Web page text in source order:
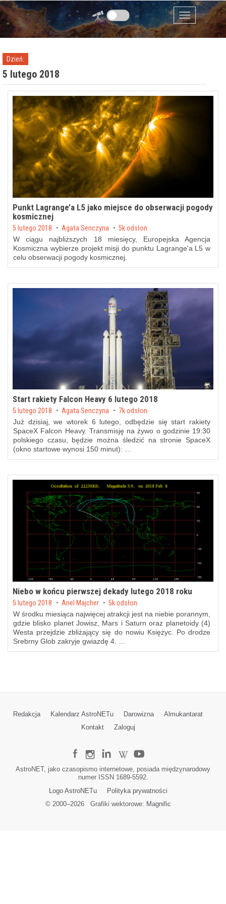
Przejdź do zawartości
Menu
Dzień:
5 lutego 2018
Punkt Lagrange’a L5 jako miejsce do obserwacji pogody
kosmicznej
Posted on
5 lutego 2018 by Agata Senczyna 5k odsłon
W ciągu najbliższych 18 miesięcy, Europejska Agencja
Kosmiczna wybierze projekt misji do punktu Lagrange'a L5 w
celu obserwacji pogody kosmicznej.
Start rakiety Falcon Heavy 6 lutego 2018
Posted on
5 lutego 2018 by Agata Senczyna 7k odsłon
Już dzisiaj, we wtorek 6 lutego, odbędzie się start rakiety
SpaceX Falcon Heavy. Transmisję na żywo o godzinie 19:30
polskiego czasu, będzie można śledzić na stronie SpaceX
(okno startowe wynosi 150 minut): …
Niebo w końcu pierwszej dekady lutego 2018 roku
Posted on
5 lutego 2018 by Ariel Majcher 5k odsłon
W środku miesiąca najwięcej atrakcji jest na niebie porannym,
gdzie blisko planet Jowisz, Mars i Saturn oraz planetoidy (4)
Westa przejdzie zbliżający się do nowiu Księżyc. Po drodze
Srebrny Glob zakryje gwiazdę 4. …
Redakcja Kalendarz AstroNETu Darowizna
Almukantarat
Kontakt
Zaloguj
AstroNET, jako czasopismo internetowe, posiada międzynarodowy
numer ISSN 1689-5592.
Logo AstroNETu
Polityka prywatności
© 2000–2026Grafiki wektorowe: Magnific